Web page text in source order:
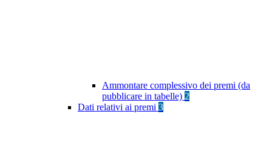
Ammontare complessivo dei premi (da
pubblicare in tabelle) 2
Dati relativi ai premi 3